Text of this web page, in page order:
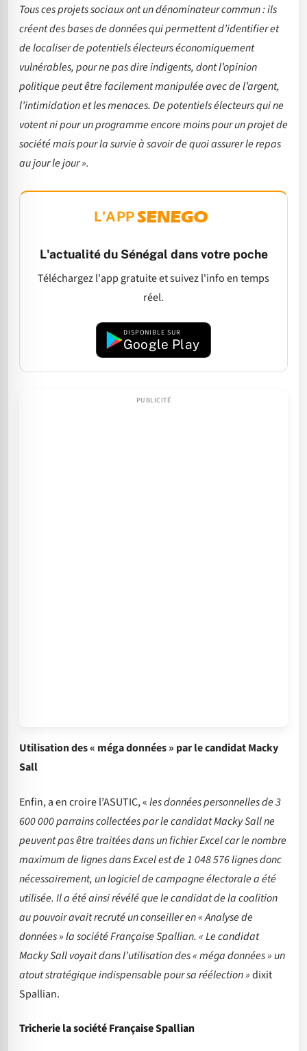
Tous ces projets sociaux ont un dénominateur commun : ils
créent des bases de données qui permettent d’identifier et
de localiser de potentiels électeurs économiquement
vulnérables, pour ne pas dire indigents, dont l’opinion
politique peut être facilement manipulée avec de l’argent,
l’intimidation et les menaces. De potentiels électeurs qui ne
votent ni pour un programme encore moins pour un projet de
société mais pour la survie à savoir de quoi assurer le repas
au jour le jour ».
L'APP
L'actualité du Sénégal dans votre poche
Téléchargez l'app gratuite et suivez l'info en temps
réel.
DISPONIBLE SUR
Google Play
Utilisation des « méga données » par le candidat Macky
Sall
Enfin, a en croire l’ASUTIC, «les données personnelles de 3
600 000 parrains collectées par le candidat Macky Sall ne
peuvent pas être traitées dans un fichier Excel car le nombre
maximum de lignes dans Excel est de 1 048 576 lignes donc
nécessairement, un logiciel de campagne électorale a été
utilisée. Il a été ainsi révélé que le candidat de la coalition
au pouvoir avait recruté un conseiller en « Analyse de
données » la société Française Spallian. « Le candidat
Macky Sall voyait dans l’utilisation des « méga données » un
atout stratégique indispensable pour sa réélection »dixit
Spallian.
Tricherie la société Française Spallian